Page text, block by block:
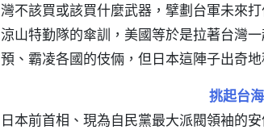
灣不該買或該買什麼武器，擘劃台軍未來
涼山特勤隊的傘訓，美國等於是拉著台灣
預、霸凌各國的伎倆，但日本這陣子出奇
挑起台
日本前首相、現為自民黨最大派閥領袖的